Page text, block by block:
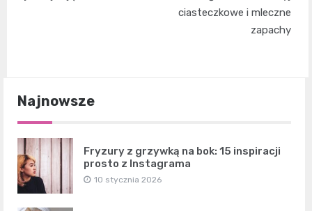
ciasteczkowe i mleczne
zapachy
Najnowsze
Fryzury z grzywką na bok: 15 inspiracji
prosto z Instagrama
10 stycznia 2026